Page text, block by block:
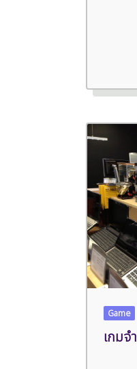
Game
เกม